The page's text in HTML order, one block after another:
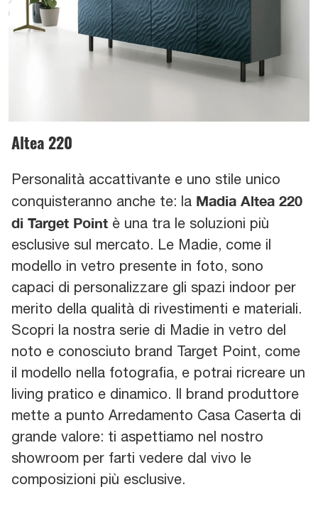
Altea 220
Personalità accattivante e uno stile unico
conquisteranno anche te: la Madia Altea 220
di Target Point è una tra le soluzioni più
esclusive sul mercato. Le Madie, come il
modello in vetro presente in foto, sono
capaci di personalizzare gli spazi indoor per
merito della qualità di rivestimenti e materiali.
Scopri la nostra serie di Madie in vetro del
noto e conosciuto brand Target Point, come
il modello nella fotografia, e potrai ricreare un
living pratico e dinamico. Il brand produttore
mette a punto Arredamento Casa Caserta di
grande valore: ti aspettiamo nel nostro
showroom per farti vedere dal vivo le
composizioni più esclusive.